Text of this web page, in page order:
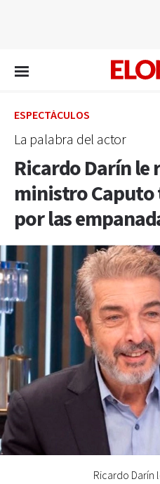
ESPECTÁCULOS
La palabra del actor
Ricardo Darín le
ministro Caputo
por las
Ricardo Darín